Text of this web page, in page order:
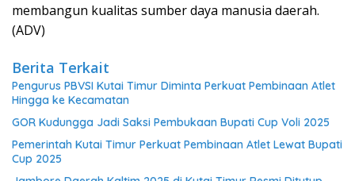
membangun kualitas sumber daya manusia daerah.
(ADV)
Berita Terkait
Pengurus PBVSI Kutai Timur Diminta Perkuat Pembinaan Atlet
Hingga ke Kecamatan
GOR Kudungga Jadi Saksi Pembukaan Bupati Cup Voli 2025
Pemerintah Kutai Timur Perkuat Pembinaan Atlet Lewat Bupati
Cup 2025